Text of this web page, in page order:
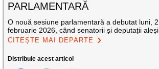
PARLAMENTARĂ
O nouă sesiune parlamentară a debutat luni, 2
februarie 2026, când senatorii și deputații aleși
CITEȘTE MAI DEPARTE
Distribuie acest articol